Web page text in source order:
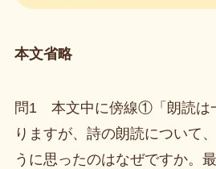
本文省略
問1 本文中に傍線①「朗読は
りますが、詩の朗読について
うに思ったのはなぜですか。